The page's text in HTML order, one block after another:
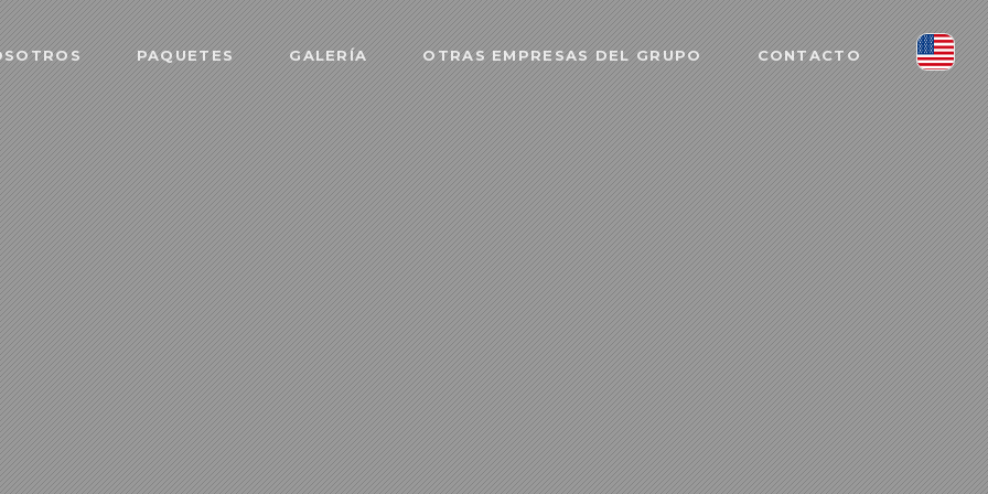
PAQUETES GALERÍA OTRAS EMPRESAS DEL GRUPO CONTACTO